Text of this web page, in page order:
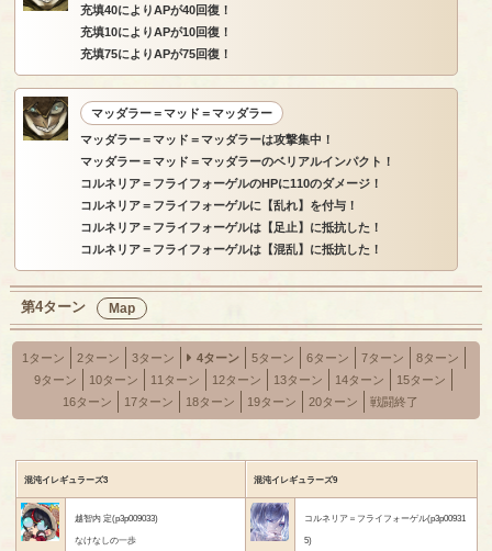
充填40によりAPが40回復！
充填10によりAPが10回復！
充填75によりAPが75回復！
マッダラー＝マッド＝マッダラー
マッダラー＝マッド＝マッダラーは攻撃集中！
マッダラー＝マッド＝マッダラーのベリアルインパクト！
コルネリア＝フライフォーゲルのHPに110のダメージ！
コルネリア＝フライフォーゲルに【乱れ】を付与！
コルネリア＝フライフォーゲルは【足止】に抵抗した！
コルネリア＝フライフォーゲルは【混乱】に抵抗した！
第4ターン Map
1ターン 2ターン 3ターン 4ターン 5ターン 6ターン 7ターン
8ターン
9ターン
10ターン 11ターン 12ターン 13ターン 14ターン
15ターン
16ターン
17ターン 18ターン 19ターン 20ターン 戦闘終了
混沌イレギュラーズ3 混沌イレギュラーズ9
越智内 定(p3p009033)
なけなしの一歩
コルネリア＝フライフォーゲル(p3p00931
5)